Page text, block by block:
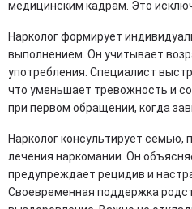
медицинским кадрам. Это
Нарколог формирует
выполнением. Он учитывает
употребления. Специалист
что уменьшает тревожность и
при первом обращении, когда
Нарколог консультирует семью,
лечения наркомании. Он
предупреждает рецидив и
Своевременная поддержка